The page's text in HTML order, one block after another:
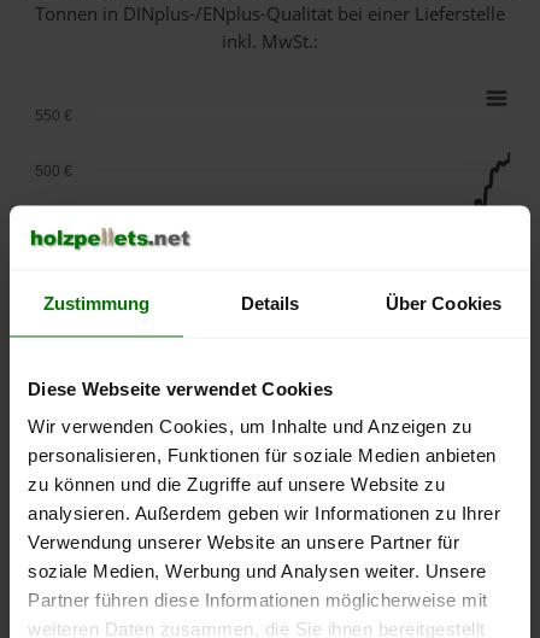
Zustimmung Details Über Cookies
Diese Webseite verwendet Cookies
Wir verwenden Cookies, um Inhalte und Anzeigen zu
personalisieren, Funktionen für soziale Medien anbieten
zu können und die Zugriffe auf unsere Website zu
analysieren. Außerdem geben wir Informationen zu Ihrer
Verwendung unserer Website an unsere Partner für
soziale Medien, Werbung und Analysen weiter. Unsere
Partner führen diese Informationen möglicherweise mit
weiteren Daten zusammen, die Sie ihnen bereitgestellt
Tonnen in DINplus-/ENplus-Qualität bei einer Lieferstelle
inkl. MwSt.:
lose Ware Sackware
September
2025
Januar
2026
Mai
2026
300 €
350 €
450 €
500 €
550 €
Die aktuelle Preisentwicklung für Holzpellets in Deutschland
können Sie jederzeit auf unsererPelletspreise-Seite
nachvollziehen.